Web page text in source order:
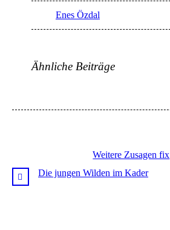
Enes Özdal
Ähnliche Beiträge
Weitere Zusagen fix
Die jungen Wilden im Kader